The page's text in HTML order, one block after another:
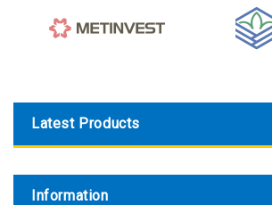
Latest Products
Information